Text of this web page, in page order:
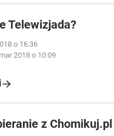
Telewizjada?
o 16:36
2018 o 10:09
z Chomikuj.pl